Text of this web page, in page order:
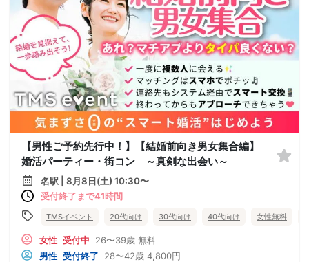
【男性ご予約先行中！】【結婚前向き男女集合編】
婚活パーティー・街コン ～真剣な出会い～
名駅 | 8月8日(土) 10:30〜
受付終了まで41時間
TMSイベント 20代向け 30代向け 40代向け 女性無料
女性 受付中 26〜39歳 無料
男性 受付終了 28〜42歳 4,800円